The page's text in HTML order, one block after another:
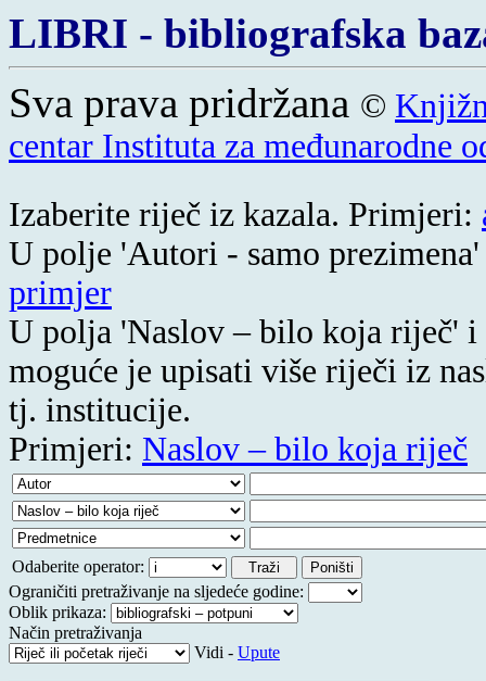
LIBRI - bibliografska
Sva prava pridržana ©
centar Instituta za međunarodne
Izaberite riječ iz kazala. Primjeri:
U polje 'Autori - samo
primjer
U polja 'Naslov – bilo koja riječ'
moguće je upisati više riječi iz
tj. institucije.
Primjeri: Naslov – bilo koja riječ
Odaberite operator:
Ograničiti pretraživanje na sljedeće godine:
Oblik prikaza:
Način pretraživanja
Vidi - Upute